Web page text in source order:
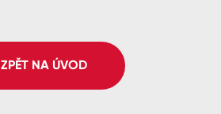
ZPĚT NA ÚVOD